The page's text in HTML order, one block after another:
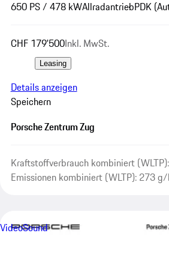
650 PS / 478 kWAllradantriebPDK
CHF 179'500Inkl. MwSt.
Leasing
Details anzeigen
Speichern
Porsche Zentrum Zug
Kraftstoffverbrauch kombiniert
Emissionen kombiniert (WLTP): 273
VideoSound